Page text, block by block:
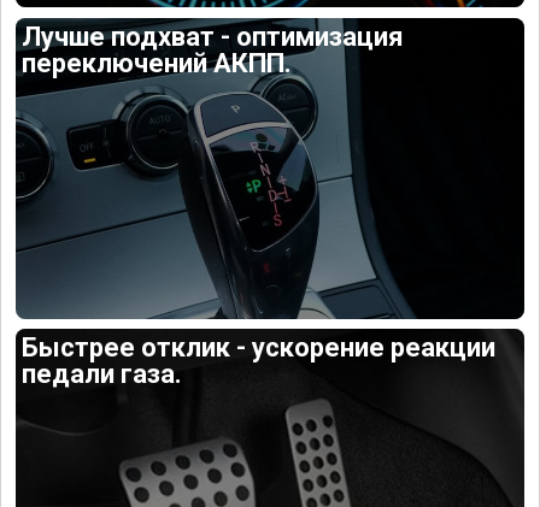
Лучше подхват - оптимизация
переключений АКПП.
Быстрее отклик - ускорение реакции
педали газа.